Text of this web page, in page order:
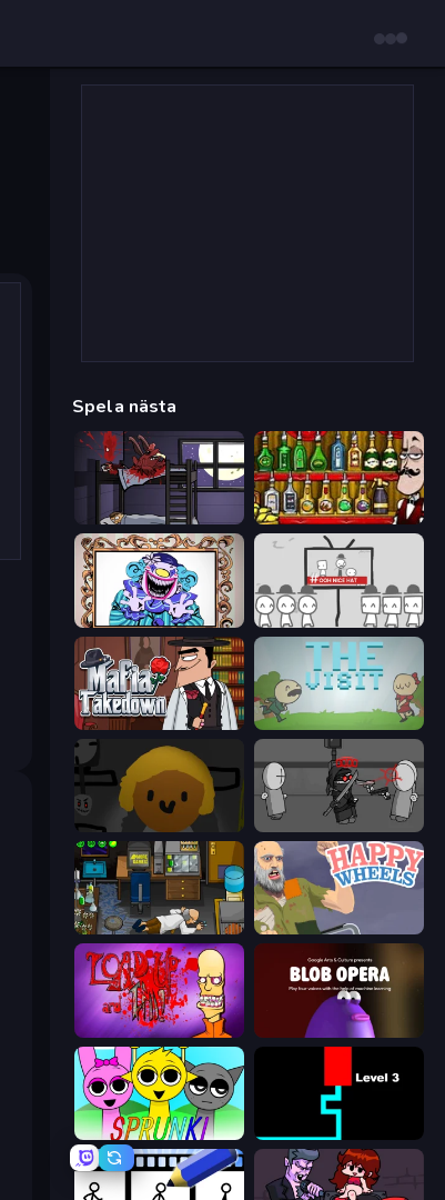
Spela nästa
The Visitor Bartender The Right Mix
Exhibit of Sorrows We Become What We Behold
Mafia Takedown The Visit
Madness Project Nexus
Foreign Creature Happy Wheels
Load Up and Kill Blob Opera
Sprunki Scary Maze